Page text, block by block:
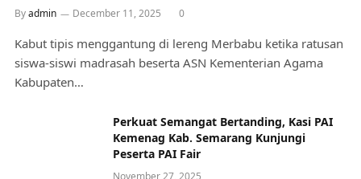
Byadmin December 11, 2025 0
Kabut tipis menggantung di lereng Merbabu ketika ratusan
siswa-siswi madrasah beserta ASN Kementerian Agama
Kabupaten…
Perkuat Semangat Bertanding, Kasi PAI
Kemenag Kab. Semarang Kunjungi
Peserta PAI Fair